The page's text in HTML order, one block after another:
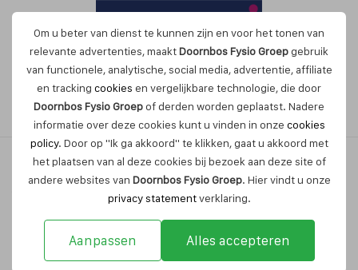
Om u beter van dienst te kunnen zijn en voor het tonen van
relevante advertenties, maaktDoornbos Fysio Groepgebruik
van functionele, analytische, social media, advertentie, affiliate
en tracking cookies en vergelijkbare technologie, die door
Doornbos Fysio Groepof derden worden geplaatst. Nadere
informatie over deze cookies kunt u vinden in onze cookies
policy. Door op "Ik ga akkoord" te klikken, gaat u akkoord met
het plaatsen van al deze cookies bij bezoek aan deze site of
andere websites van Doornbos Fysio Groep. Hier vindt u onze
privacy statementverklaring.
Aanpassen Alles accepteren
Maak nu een afspraak
Vacature fysiotherapeut
Doornbos Fysio Groep zoekt jou!